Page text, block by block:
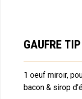
GAUFRE
1 oeuf miroir,
bacon & sirop